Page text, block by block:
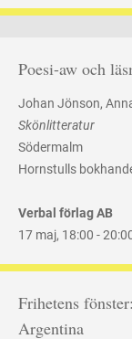
Poesi-aw och
Johan Jönson
Skönlitteratur
Södermalm
Hornstulls
Verbal förlag AB
17 maj, 18:00 -
Frihetens
Argentina